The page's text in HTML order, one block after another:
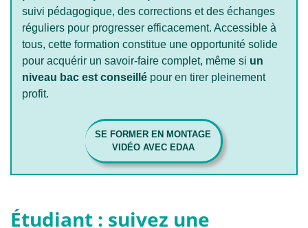
suivi pédagogique, des corrections et des échanges
réguliers pour progresser efficacement. Accessible à
tous, cette formation constitue une opportunité solide
pour acquérir un savoir-faire complet, même si un
niveau bac est conseillé pour en tirer pleinement
profit.
SE FORMER EN MONTAGE
VIDÉO AVEC EDAA
Étudiant : suivez une